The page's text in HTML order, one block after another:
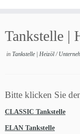
springen
Tankstelle |
in Tankstelle | Heizöl/
Bitte klicken Sie
CLASSIC Tankstelle
ELAN Tankstelle